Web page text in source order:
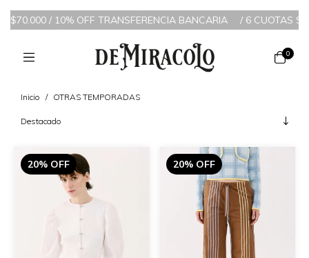
OFF TRANSFERENCIA BANCARIA /6 CUOTAS SIN
0
Inicio / OTRAS TEMPORADAS
20% OFF 20% OFF